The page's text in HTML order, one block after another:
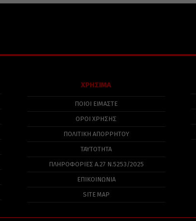
ΧΡΗΣΙΜΑ
ΠΟΙΟΙ ΕΙΜΑΣΤΕ
ΟΡΟΙ ΧΡΗΣΗΣ
ΠΟΛΙΤΙΚΉ ΑΠΟΡΡΉΤΟΥ
ΤΑΥΤΟΤΗΤΑ
ΠΛΗΡΟΦΟΡΊΕΣ Α.27 Ν.5253/2025
ΕΠΙΚΟΙΝΩΝΙΑ
SITE MAP